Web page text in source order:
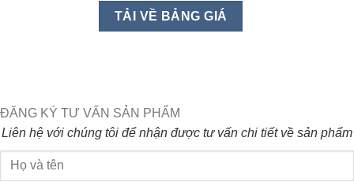
ĐĂNG KÝ TƯ VẤN SẢN PHẨM
Liên hệ với chúng tôi để nhận được tư vấn chi tiết về sản phẩm